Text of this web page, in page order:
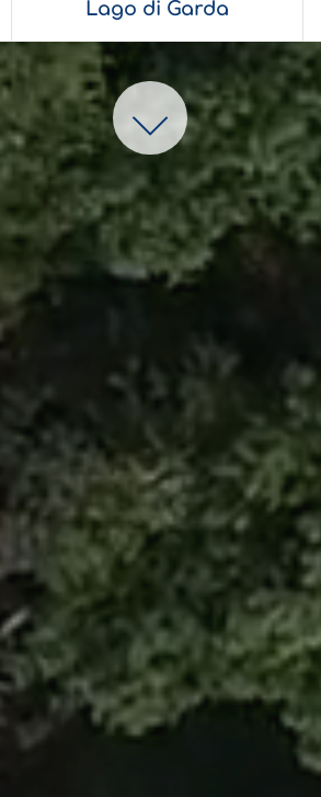
Lago di Garda